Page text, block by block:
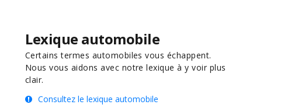
Lexique automobile
Certains termes automobiles vous échappent.
Nous vous aidons avec notre lexique à y voir plus
clair.
Consultez le lexique automobile